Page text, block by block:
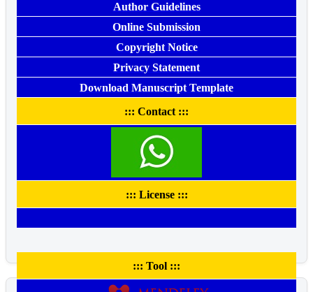
Author Guidelines
Online Submission
Copyright Notice
Privacy Statement
Download Manuscript Template
::: Contact :::
::: License :::
::: Tool :::